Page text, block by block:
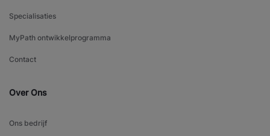
Specialisaties
MyPath ontwikkelprogramma
Contact
Over Ons
Ons bedrijf